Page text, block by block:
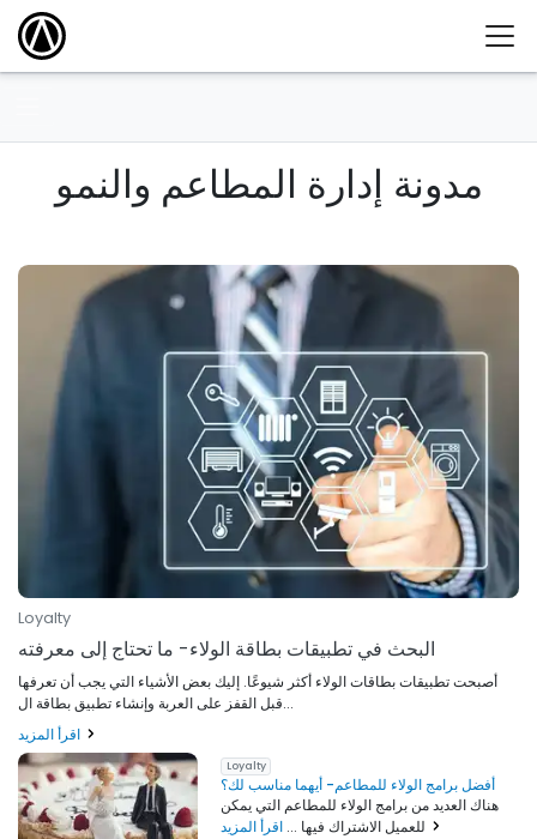
مدونة إدارة المطاعم والنمو
Loyalty
البحث في تطبيقات بطاقة الولاء- ما تحتاج إلى معرفته
أصبحت تطبيقات بطاقات الولاء أكثر شيوعًا. إليك بعض الأشياء التي يجب أن تعرفها
قبل القفز على العربة وإنشاء تطبيق بطاقة ال...
Loyalty
أفضل برامج الولاء للمطاعم- أيهما مناسب لك؟
هناك العديد من برامج الولاء للمطاعم التي يمكن
للعميل الاشتراك فيها ...